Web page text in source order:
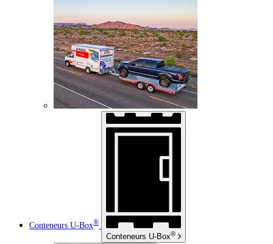
Conteneurs U-Box®
Conteneurs U-Box®